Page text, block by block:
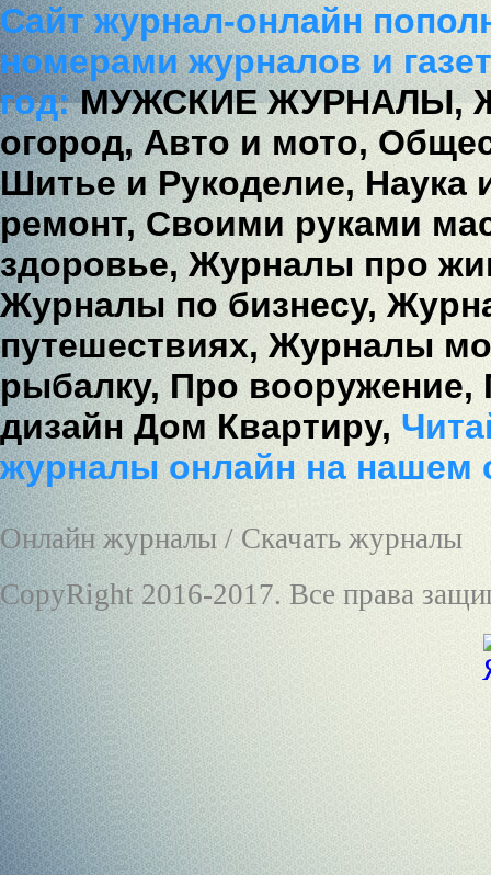
Сайт журнал-онлайн
номерами журналов и
год:МУЖСКИЕ ЖУРНАЛЫ,
огород, Авто и мото,
Шитье и Рукоделие, Наука
ремонт, Своими руками
здоровье, Журналы про
Журналы по бизнесу,
путешествиях, Журналы
рыбалку, Про вооружение,
дизайн Дом Квартиру,
журналы онлайн на нашем
Онлайн журналы / Скачать журналы
CopyRight 2016-2017. Все права